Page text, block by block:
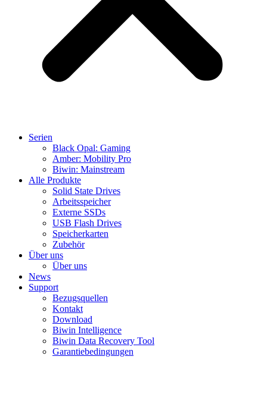
Serien
Black Opal: Gaming
Amber: Mobility Pro
Biwin: Mainstream
Alle Produkte
Solid State Drives
Arbeitsspeicher
Externe SSDs
USB Flash Drives
Speicherkarten
Zubehör
Über uns
Über uns
News
Support
Bezugsquellen
Kontakt
Download
Biwin Intelligence
Biwin Data Recovery Tool
Garantiebedingungen